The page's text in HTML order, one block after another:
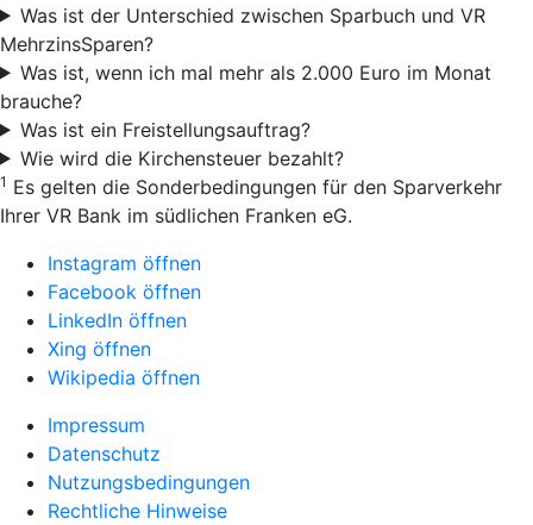
Was ist der Unterschied zwischen Sparbuch und VR
MehrzinsSparen?
Was ist, wenn ich mal mehr als 2.000 Euro im Monat
brauche?
Was ist ein Freistellungsauftrag?
Wie wird die Kirchensteuer bezahlt?
1 Es gelten die Sonderbedingungen für den Sparverkehr
Ihrer VR Bank im südlichen Franken eG.
Instagram öffnen
Facebook öffnen
LinkedIn öffnen
Xing öffnen
Wikipedia öffnen
Impressum
Datenschutz
Nutzungsbedingungen
Rechtliche Hinweise